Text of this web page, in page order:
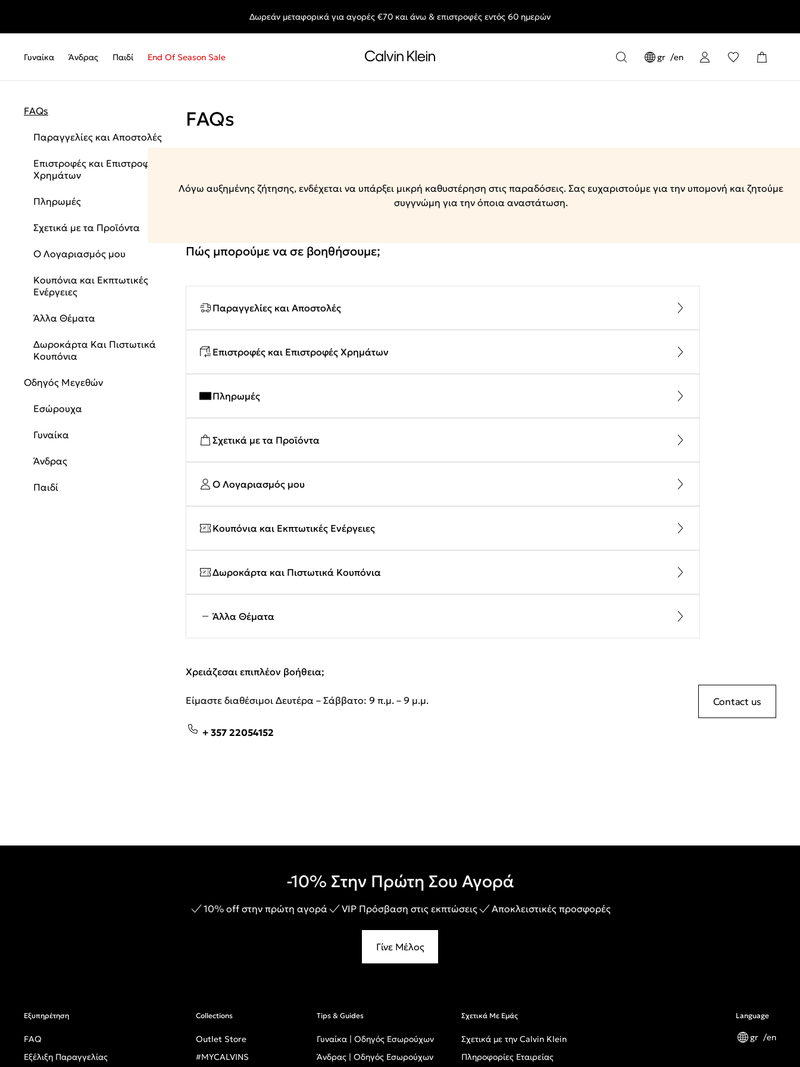
End of Season Sale: Αγαπημένα styles, στις τιμές που θες.
Δωρεάν μεταφορικά για αγορές €70 και άνω & επιστροφές εντός 60 ημερών
Γυναίκα Άνδρας Παιδί End Of Season Sale gr en
FAQs
Παραγγελίες και Αποστολές
Επιστροφές και Επιστροφές
Χρημάτων
Πληρωμές
Σχετικά με τα Προϊόντα
Ο Λογαριασμός μου
Κουπόνια και Εκπτωτικές
Ενέργειες
Άλλα Θέματα
Δωροκάρτα Και Πιστωτικά
Κουπόνια
Οδηγός Μεγεθών
Εσώρουχα
Γυναίκα
Άνδρας
Παιδί
FAQs
Λόγω αυξημένης ζήτησης, ενδέχεται να υπάρξει μικρή καθυστέρηση στις παραδόσεις. Σας ευχαριστούμε για την υπομονή και ζητούμε
συγγνώμη για την όποια αναστάτωση.
Πώς μπορούμε να σε βοηθήσουμε;
Παραγγελίες και Αποστολές
Επιστροφές και Επιστροφές Χρημάτων
Πληρωμές
Σχετικά με τα Προϊόντα
Ο Λογαριασμός μου
Κουπόνια και Εκπτωτικές Ενέργειες
Δωροκάρτα και Πιστωτικά Κουπόνια
Άλλα Θέματα
Χρειάζεσαι επιπλέον βοήθεια;
Είμαστε διαθέσιμοι Δευτέρα – Σάββατο: 9 π.μ. – 9 μ.μ.
+ 357 22054152
Contact us
-10% Στην Πρώτη Σου Αγορά
10% off στην πρώτη αγορά VIP Πρόσβαση στις εκπτώσεις Αποκλειστικές προσφορές
Γίνε Μέλος
Εξυπηρέτηση
FAQ
Εξέλιξη Παραγγελίας
Collections
Outlet Store
#MYCALVINS
Tips & Guides
Γυναίκα | Οδηγός Εσωρούχων
Άνδρας | Οδηγός Εσωρούχων
Σχετικά Με Εμάς
Σχετικά με την Calvin Klein
Πληροφορίες Εταιρείας
Language
gr en